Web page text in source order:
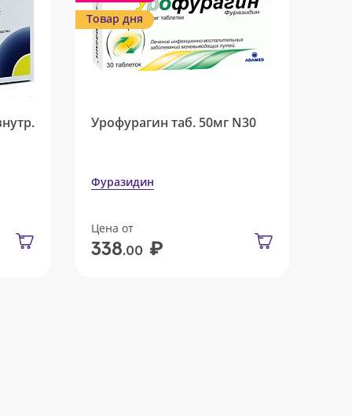
Товар дня
Урофурагин таб. 50мг N30
Фуразидин
Цена от
338.00 ₽